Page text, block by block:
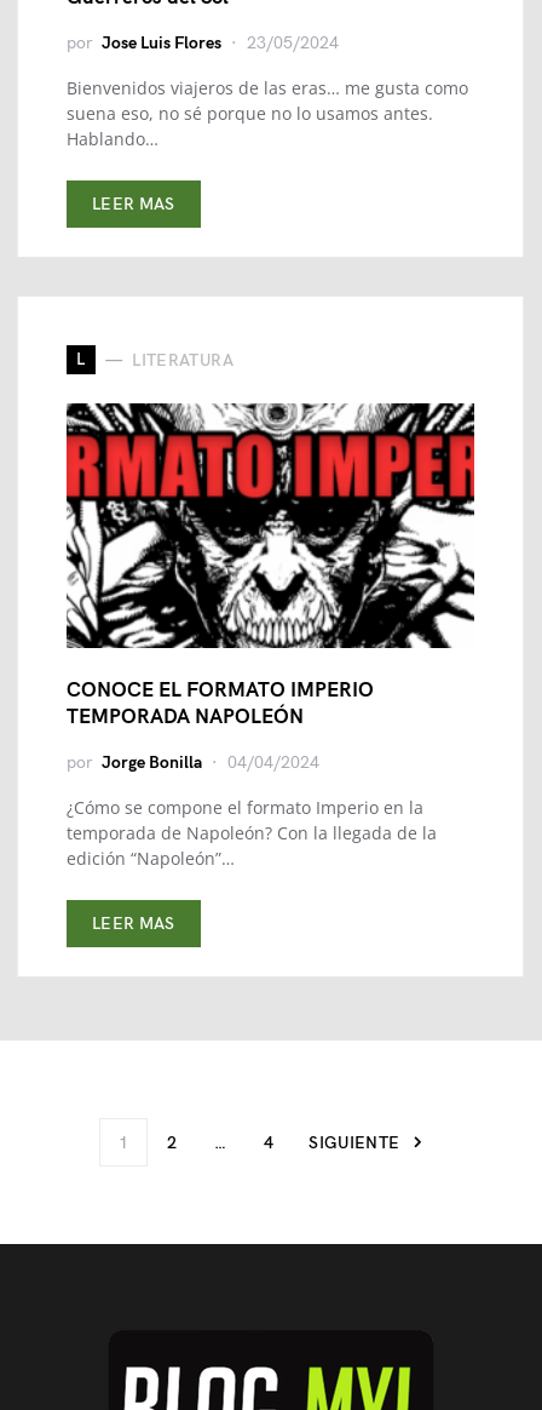
por Jose Luis Flores 23/05/2024
Bienvenidos viajeros de las eras… me gusta como
suena eso, no sé porque no lo usamos antes.
Hablando…
LEER MAS
L LITERATURA
CONOCE EL FORMATO IMPERIO
TEMPORADA NAPOLEÓN
por Jorge Bonilla 04/04/2024
¿Cómo se compone el formato Imperio en la
temporada de Napoleón? Con la llegada de la
edición “Napoleón”…
LEER MAS
1 2 … 4 SIGUIENTE